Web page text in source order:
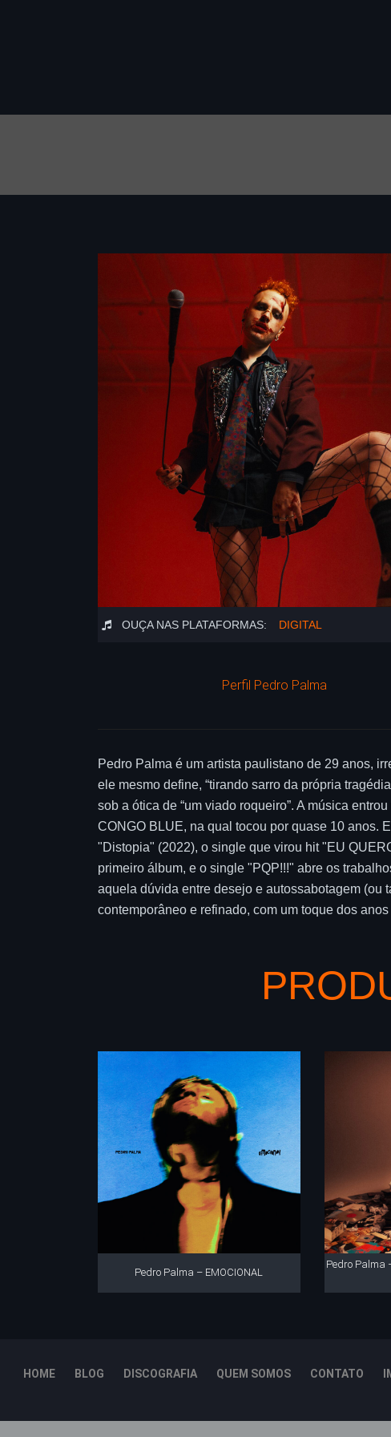
OUÇA NAS PLATAFORMAS: DIGITAL
Perfil Pedro Palma
Pedro Palma é um artista paulistano de 29 anos,
ele mesmo define, “tirando sarro da própria
sob a ótica de “um viado roqueiro”. A música
CONGO BLUE, na qual tocou por quase 10 anos.
"Distopia" (2022), o single que virou hit "EU
primeiro álbum, e o single "PQP!!!" abre os
aquela dúvida entre desejo e autossabotagem (ou
contemporâneo e refinado, com um toque dos
Pedro Palma – EMOCIONAL
Pedro Palma
HOME BLOG DISCOGRAFIA QUEM SOMOS CONTATO